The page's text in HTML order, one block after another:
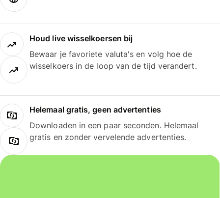
Houd live wisselkoersen bij
Bewaar je favoriete valuta's en volg hoe de
wisselkoers in de loop van de tijd verandert.
Helemaal gratis, geen advertenties
Downloaden in een paar seconden. Helemaal
gratis en zonder vervelende advertenties.